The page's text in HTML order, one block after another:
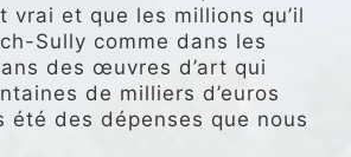
vrai et que les millions qu’il
Sully comme dans les
des œuvres d’art qui
de milliers d’euros
été des dépenses que nous